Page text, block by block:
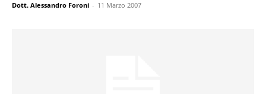
Dott. Alessandro Foroni - 11 Marzo 2007